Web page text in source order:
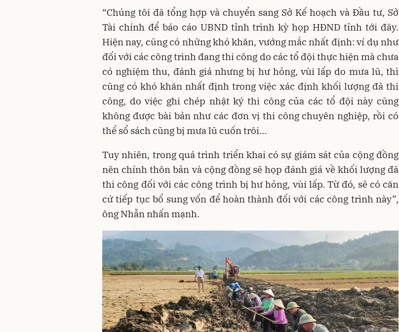
“Chúng tôi đã tổng hợp và chuyển sang Sở Kế hoạch và Đầu tư, Sở
Tài chính để báo cáo UBND tỉnh trình kỳ họp HĐND tỉnh tới đây.
Hiện nay, cũng có những khó khăn, vướng mắc nhất định: ví dụ như
đối với các công trình đang thi công do các tổ đội thực hiện mà chưa
có nghiệm thu, đánh giá nhưng bị hư hỏng, vùi lấp do mưa lũ, thì
cũng có khó khăn nhất định trong việc xác định khối lượng đã thi
công, do việc ghi chép nhật ký thi công của các tổ đội này cũng
không được bài bản như các đơn vị thi công chuyên nghiệp, rồi có
thể sổ sách cũng bị mưa lũ cuốn trôi…
Tuy nhiên, trong quá trình triển khai có sự giám sát của cộng đồng
nên chính thôn bản và cộng đồng sẽ họp đánh giá về khối lượng đã
thi công đối với các công trình bị hư hỏng, vùi lấp. Từ đó, sẽ có căn
cứ tiếp tục bổ sung vốn để hoàn thành đối với các công trình này”,
ông Nhẫn nhấn mạnh.